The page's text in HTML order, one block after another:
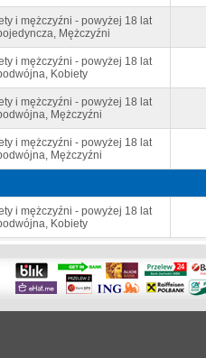
i mężczyźni - powyżej 18 lat
Mężczyźni
i mężczyźni - powyżej 18 lat
Kobiety
i mężczyźni - powyżej 18 lat
Mężczyźni
i mężczyźni - powyżej 18 lat
Mężczyźni
i mężczyźni - powyżej 18 lat
Kobiety